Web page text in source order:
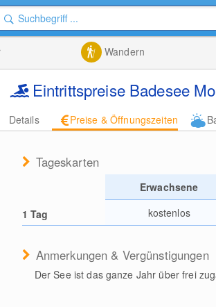
Wandern
Eintrittspreise Badesee
Details Preise & Öffnungszeiten
Tageskarten
Erwachsene
1 Tag
kostenlos
Anmerkungen & Vergünstigungen
Der See ist das ganze Jahr über frei